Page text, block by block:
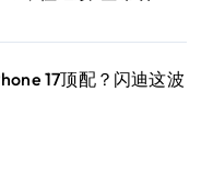
17顶配？闪迪这波